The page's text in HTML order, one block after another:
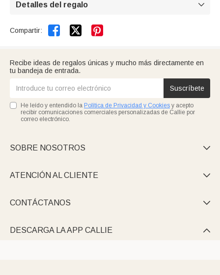
Detalles del regalo 
Compartir:  
Recibe ideas de regalos únicas y mucho más directamente en
tu bandeja de entrada.
Suscríbete
He leído y entendido la Política de Privacidad y Cookies y acepto
recibir comunicaciones comerciales personalizadas de Callie por
correo electrónico.
SOBRE NOSOTROS 
ATENCIÓN AL CLIENTE 
CONTÁCTANOS 
DESCARGA LA APP CALLIE 